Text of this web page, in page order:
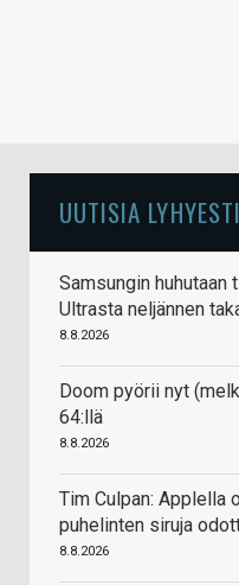
UUTISIA LYHYESTI
Samsungin huhutaan
Ultrasta neljännen
8.8.2026
Doom pyörii nyt
64:llä
8.8.2026
Tim Culpan: Applella
puhelinten siruja
8.8.2026